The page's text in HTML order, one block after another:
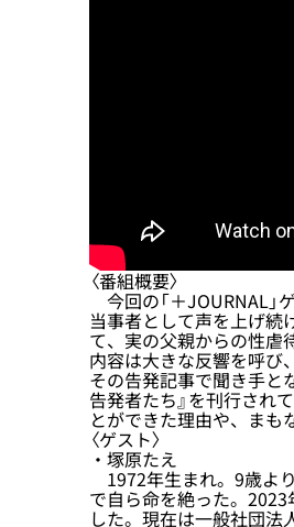
〈番組概要〉
今回の「＋JOURNAL
当事者として声を上げ続
て、実の父親からの性虐
内容は大きな反響を呼び
その告発記事で聞き手と
告発者たち』を刊行され
とができた理由や、ま
〈ゲスト〉
・塚原たえ
1972年生まれ。9歳よ
で自ら命を絶った。2023
した。現在は一般社団法